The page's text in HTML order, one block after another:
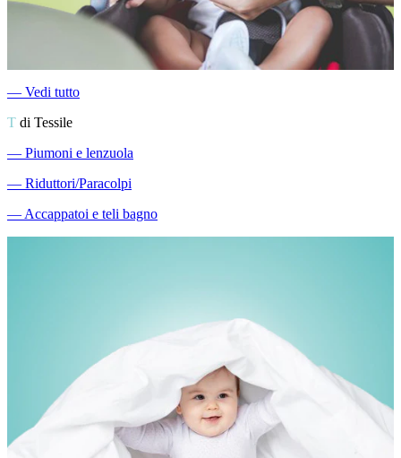
― Vedi tutto
T di Tessile
― Piumoni e lenzuola
― Riduttori/Paracolpi
―Accappatoi e teli bagno